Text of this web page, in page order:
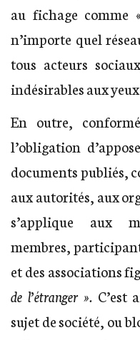
au fichage comme
n’importe quel
tous acteurs
indésirables aux
En outre,
l’obligation
documents publiés,
aux autorités, aux
s’applique aux
membres,
et des associations
de l’étranger ». C’est
sujet de société, ou